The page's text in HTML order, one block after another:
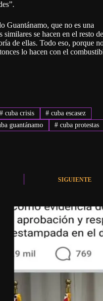
Guantánamo, que no es una
similares se hacen en el resto
de ellas. Todo eso, porque
lo hacen con el
#cuba crisis # cuba escasez
guantánamo # cuba protestas
SIGUIENTE